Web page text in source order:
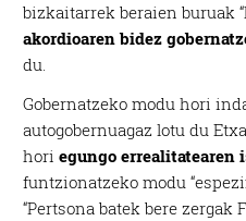
bizkaitarrek beraien buruak
akordioaren bidez
du.
Gobernatzeko modu hori
autogobernuagaz lotu du
horiegungo errealitatearen
funtzionatzeko modu
“Pertsona batek bere zergak